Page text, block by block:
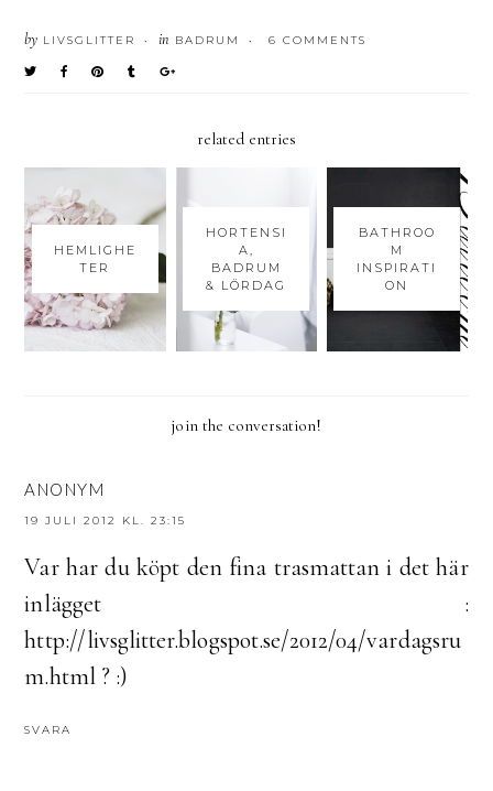
by LIVSGLITTER • in BADRUM • 6 COMMENTS
related entries
HEMLIGHE
TER
HORTENSI
A,
BADRUM
& LÖRDAG
BATHROO
M
INSPIRATI
ON
join the conversation!
ANONYM
19 JULI 2012 KL. 23:15
Var har du köpt den fina trasmattan i det här
inlägget :
http://livsglitter.blogspot.se/2012/04/vardagsru
m.html ? :)
SVARA